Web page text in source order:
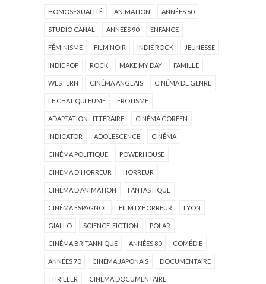
HOMOSEXUALITÉ ANIMATION ANNÉES 60
STUDIO CANAL ANNÉES 90 ENFANCE
FÉMINISME FILM NOIR INDIE ROCK JEUNESSE
INDIE POP ROCK MAKE MY DAY FAMILLE
WESTERN CINÉMA ANGLAIS CINÉMA DE GENRE
LE CHAT QUI FUME ÉROTISME
ADAPTATION LITTÉRAIRE CINÉMA CORÉEN
INDICATOR ADOLESCENCE CINÉMA
CINÉMA POLITIQUE POWERHOUSE
CINÉMA D'HORREUR HORREUR
CINÉMA D'ANIMATION FANTASTIQUE
CINÉMA ESPAGNOL FILM D'HORREUR LYON
GIALLO SCIENCE-FICTION POLAR
CINÉMA BRITANNIQUE ANNÉES 80 COMÉDIE
ANNÉES 70 CINÉMA JAPONAIS DOCUMENTAIRE
THRILLER CINÉMA DOCUMENTAIRE